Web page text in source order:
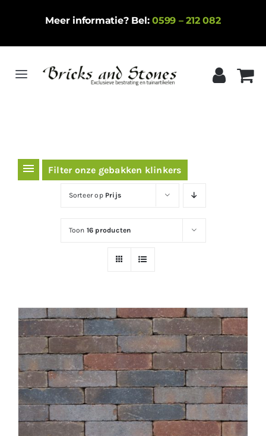
Meer informatie? Bel:0599 – 212 082
Toggle
Keramische tegels
Offerte aanvragen
Sorteer op Prijs
Toon 16 producten
Filter onze gebakken klinkers